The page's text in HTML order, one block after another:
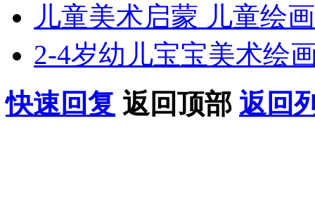
儿童美术启蒙 儿童绘
2-4岁幼儿宝宝美术绘
快速回复 返回顶部 返回